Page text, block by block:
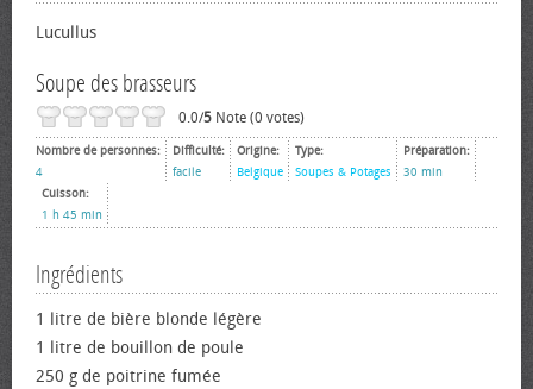
Lucullus
Soupe des brasseurs
0.0/5 Note (0 votes)
Nombre de personnes:
4
Difficulté:
facile
Origine:
Belgique
Type:
Soupes & Potages
Préparation:
30 min
Cuisson:
1 h 45 min
Ingrédients
1 litre de bière blonde légère
1 litre de bouillon de poule
250 g de poitrine fumée